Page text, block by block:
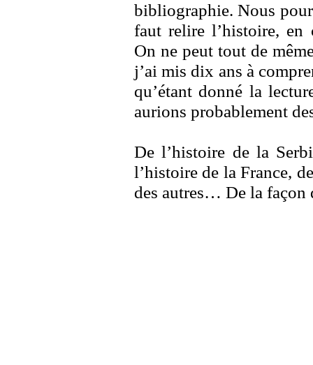
bibliographie. Nous
faut relire l’histoire, en
On ne peut tout de
j’ai mis dix ans à
qu’étant donné la
aurions probablement
De l’histoire de la
l’histoire de la France,
des autres… De la façon